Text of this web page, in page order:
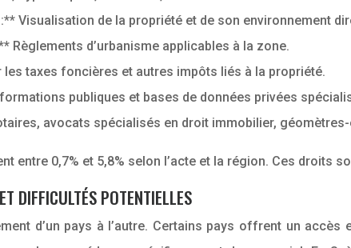
Visualisation de la propriété et de son environnement
Règlements d’urbanisme applicables à la zone.
taxes foncières et autres impôts liés à la propriété.
publiques et bases de données privées
avocats spécialisés en droit immobilier,
entre 0,7% et 5,8% selon l’acte et la région. Ces droits
DIFFICULTÉS POTENTIELLES
d’un pays à l’autre. Certains pays offrent un